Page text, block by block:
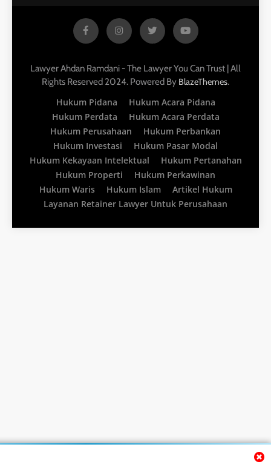
Lawyer Ahdan Ramdani - The Lawyer You Can Trust | All
Rights Reserved 2024. Powered By BlazeThemes.
Hukum Pidana
Hukum Acara Pidana
Hukum Perdata
Hukum Acara Perdata
Hukum Perusahaan
Hukum Perbankan
Hukum Investasi
Hukum Pasar Modal
Hukum Kekayaan Intelektual
Hukum Pertanahan
Hukum Properti
Hukum Perkawinan
Hukum Waris
Hukum Islam
Artikel Hukum
Layanan Retainer Lawyer Untuk Perusahaan